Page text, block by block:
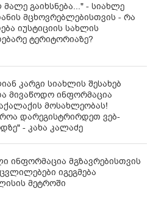
გაიხსნება..." - სიახლე
მცხოვრებლებისთვის - რა
იუსტიციის სახლის
ტერიტორიაზე?
კარგი სიახლის შესახებ
მივაწოდო ინფორმაცია
მოსახლეობას!
დარეგისტრირდეთ ვებ-
- კახა კალაძე
ინფორმაცია მგზავრებისთვის
იგეგმება
მეტროში